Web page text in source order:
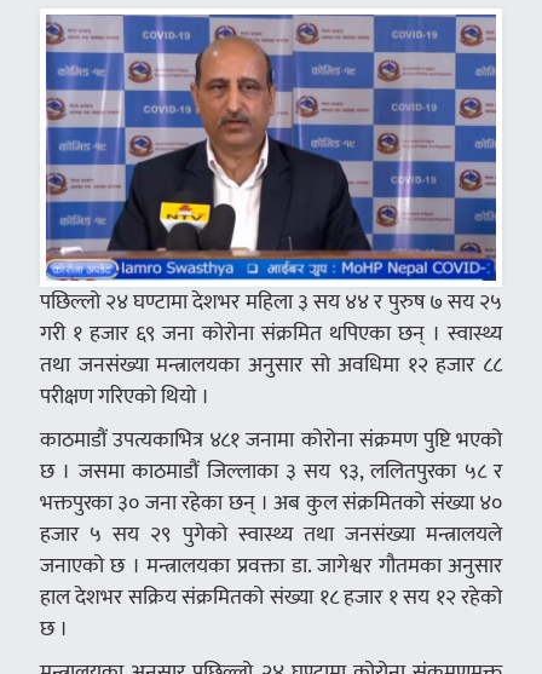
पछिल्लो २४ घण्टामा देशभर महिला ३ सय ४४ र पुरुष ७ सय २५
गरी १ हजार ६९ जना कोरोना संक्रमित थपिएका छन् । स्वास्थ्य
तथा जनसंख्या मन्त्रालयका अनुसार सो अवधिमा १२ हजार ८८
परीक्षण गरिएको थियो ।
काठमाडौं उपत्यकाभित्र ४८१ जनामा कोरोना संक्रमण पुष्टि भएको
छ । जसमा काठमाडौं जिल्लाका ३ सय ९३, ललितपुरका ५८ र
भक्तपुरका ३० जना रहेका छन् । अब कुल संक्रमितको संख्या ४०
हजार ५ सय २९ पुगेको स्वास्थ्य तथा जनसंख्या मन्त्रालयले
जनाएको छ । मन्त्रालयका प्रवक्ता डा. जागेश्वर गौतमका अनुसार
हाल देशभर सक्रिय संक्रमितको संख्या १८ हजार १ सय १२ रहेको
छ ।